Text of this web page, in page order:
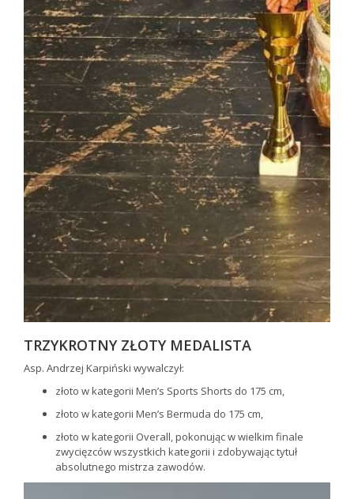
TRZYKROTNY ZŁOTY MEDALISTA
Asp. Andrzej Karpiński wywalczył:
złoto w kategorii Men’s Sports Shorts do 175 cm,
złoto w kategorii Men’s Bermuda do 175 cm,
złoto w kategorii Overall, pokonując w wielkim finale
zwycięzców wszystkich kategorii i zdobywając tytuł
absolutnego mistrza zawodów.